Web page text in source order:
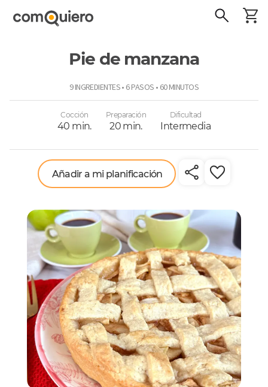
Pie de manzana
9 INGREDIENTES • 6 PASOS • 60 MINUTOS
Cocción
40 min.
Preparación
20 min.
Dificultad
Intermedia
Añadir a mi planificación